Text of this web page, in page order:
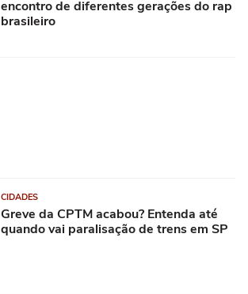
encontro de diferentes gerações do rap
brasileiro
CIDADES
Greve da CPTM acabou? Entenda até
quando vai paralisação de trens em SP